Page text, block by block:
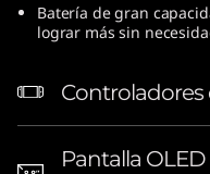
Batería de gran
lograr más sin
Pantalla OLED